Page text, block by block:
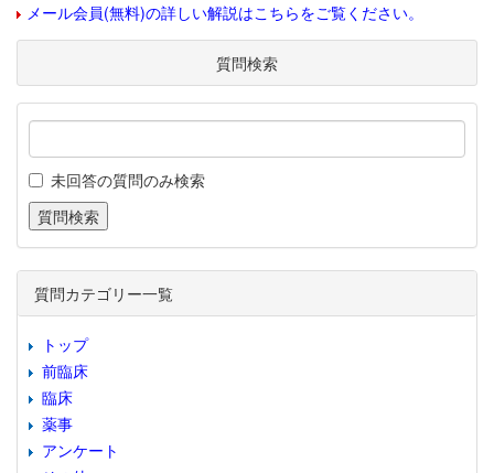
メール会員(無料)の詳しい解説はこちらをご覧ください。
質問検索
未回答の質問のみ検索
質問カテゴリー一覧
トップ
前臨床
臨床
薬事
アンケート